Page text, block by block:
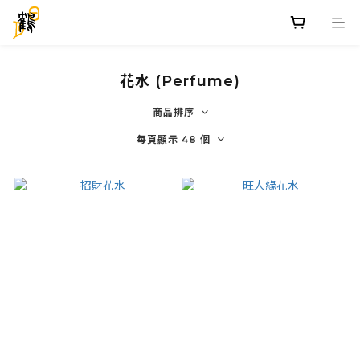
花水 (Perfume)
商品排序
每頁顯示 48 個